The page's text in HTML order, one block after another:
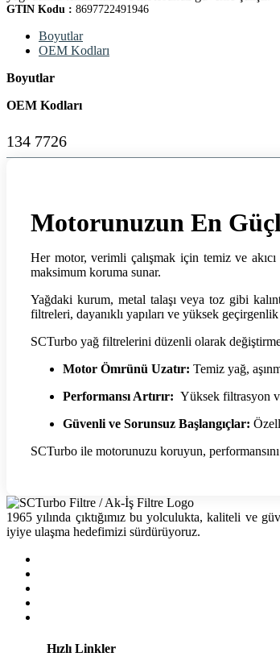
GTIN Kodu : 8697722491946
Boyutlar
OEM Kodları
Boyutlar
OEM Kodları
134 7726
Motorunuzun En
Her motor, verimli çalışmak için temiz ve
maksimum koruma sunar.
Yağdaki kurum, metal talaşı veya toz gibi
filtreleri, dayanıklı yapıları ve yüksek
SCTurbo yağ filtrelerini düzenli olarak
Motor Ömrünü Uzatır: Temiz yağ,
Performansı Artırır: Yüksek filtrasyon
Güvenli ve Sorunsuz Başlangıçlar:
SCTurbo ile motorunuzu koruyun,
1965 yılında çıktığımız bu yolculukta, kaliteli ve
iyiye ulaşma hedefimizi sürdürüyoruz.
Hızlı Linkler